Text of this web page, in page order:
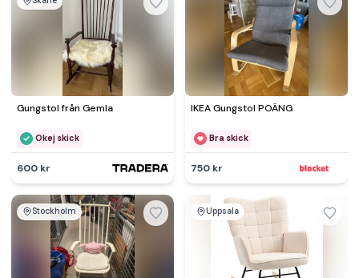
Gungstol från Gemla
Okej skick
600 kr
IKEA Gungstol POÄNG
Bra skick
750 kr
Stockholm Uppsala